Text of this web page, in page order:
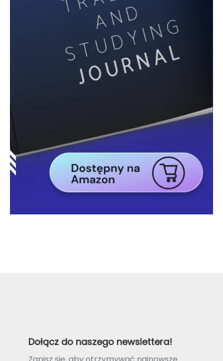
Dołącz do naszego newslettera!